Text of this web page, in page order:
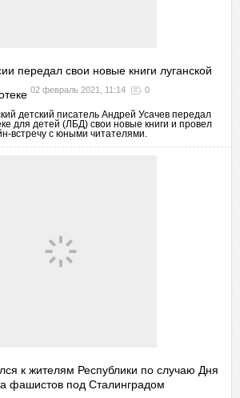
передал свои новые книги луганской
02 февраль 2021, 11:14 0
детский писатель Андрей Усачев передал
для детей (ЛБД) свои новые книги и провел
встречу с юными читателями.
к жителям Республики по случаю Дня
фашистов под Сталинградом